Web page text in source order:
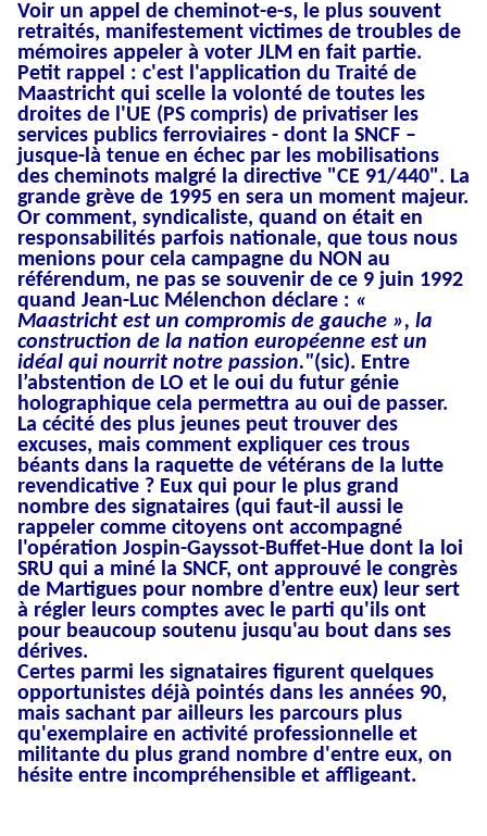
Voir un appel de cheminot-e-s, le plus souvent
retraités, manifestement victimes de troubles de
mémoires appeler à voter JLM en fait partie.
Petit rappel : c'est l'application du Traité de
Maastricht qui scelle la volonté de toutes les
droites de l'UE (PS compris) de privatiser les
services publics ferroviaires - dont la SNCF –
jusque-là tenue en échec par les mobilisations
des cheminots malgré la directive "CE 91/440". La
grande grève de 1995 en sera un moment majeur.
Or comment, syndicaliste, quand on était en
responsabilités parfois nationale, que tous nous
menions pour cela campagne du NON au
référendum, ne pas se souvenir de ce 9 juin 1992
quand Jean-Luc Mélenchon déclare : «
Maastricht est un compromis de gauche », la
construction de la nation européenne est un
idéal qui nourrit notre passion."(sic). Entre
l’abstention de LO et le oui du futur génie
holographique cela permettra au oui de passer.
La cécité des plus jeunes peut trouver des
excuses, mais comment expliquer ces trous
béants dans la raquette de vétérans de la lutte
revendicative ? Eux qui pour le plus grand
nombre des signataires (qui faut-il aussi le
rappeler comme citoyens ont accompagné
l'opération Jospin-Gayssot-Buffet-Hue dont la loi
SRU qui a miné la SNCF, ont approuvé le congrès
de Martigues pour nombre d’entre eux) leur sert
à régler leurs comptes avec le parti qu'ils ont
pour beaucoup soutenu jusqu'au bout dans ses
dérives.
Certes parmi les signataires figurent quelques
opportunistes déjà pointés dans les années 90,
mais sachant par ailleurs les parcours plus
qu'exemplaire en activité professionnelle et
militante du plus grand nombre d'entre eux, on
hésite entre incompréhensible et affligeant.